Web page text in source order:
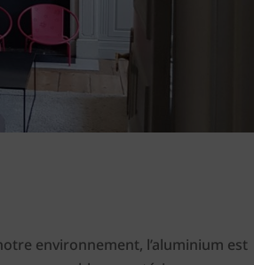
environnement, l’aluminium est